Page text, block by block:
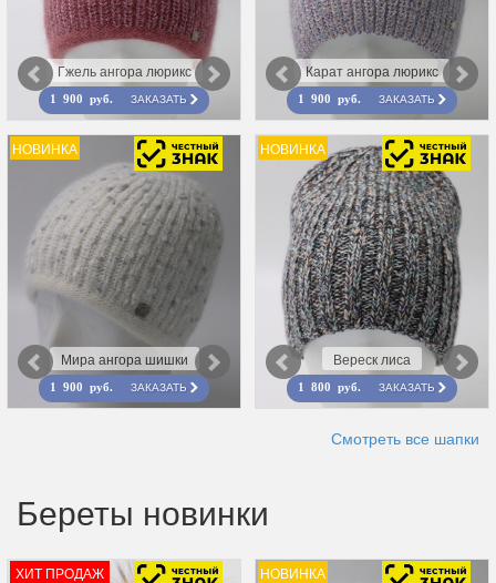
Гжель ангора люрикс
1 900 руб. ЗАКАЗАТЬ
Карат ангора люрикс
1 900 руб. ЗАКАЗАТЬ
НОВИНКА
Мира ангора шишки
1 900 руб. ЗАКАЗАТЬ
НОВИНКА
Вереск лиса
1 800 руб. ЗАКАЗАТЬ
Смотреть все шапки
Береты новинки
ХИТ ПРОДАЖ
НОВИНКА